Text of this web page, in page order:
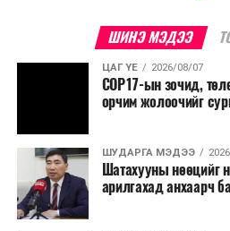
ШИНЭ МЭДЭЭ
ЦАГ ҮЕ 2026/08/07
COP17-ын зочид,
орчим жолоочийг
ШУДАРГА МЭДЭЭ
Шатахууны нөөцийг
арилгахад анхаарч